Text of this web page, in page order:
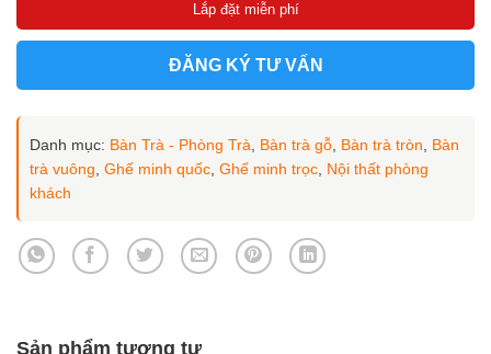
Lắp đặt miễn phí
ĐĂNG KÝ TƯ VẤN
Danh mục: Bàn Trà - Phòng Trà Bàn trà gỗ Bàn trà tròn
Bàn
trà vuông Ghế minh quốc Ghế minh trọc Nội thất phòng
khách
Sản phẩm tương tự